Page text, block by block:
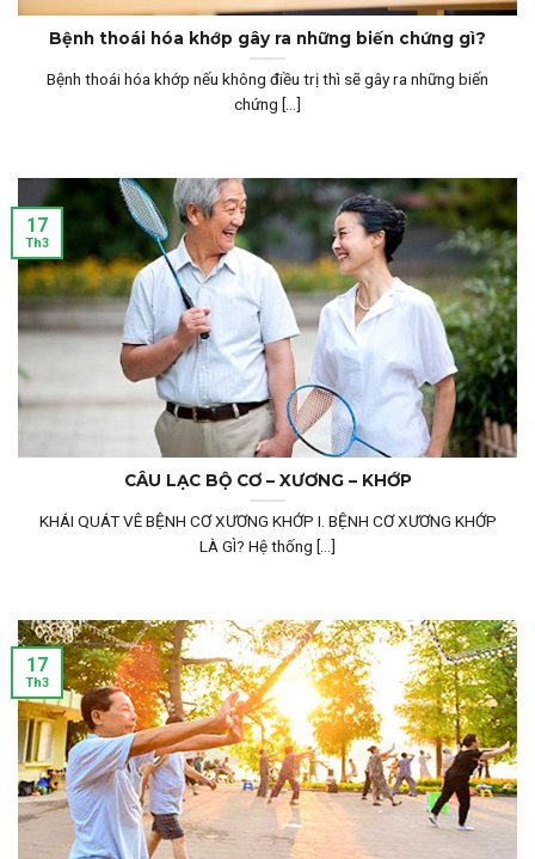
Bệnh thoái hóa khớp gây ra những biến chứng gì?
Bệnh thoái hóa khớp nếu không điều trị thì sẽ gây ra những biến
chứng [...]
CÂU LẠC BỘ CƠ – XƯƠNG – KHỚP
KHÁI QUÁT VÊ BỆNH CƠ XƯƠNG KHỚP I. BỆNH CƠ XƯƠNG KHỚP
LÀ GÌ? Hệ thống [...]
17
Th3
17
Th3